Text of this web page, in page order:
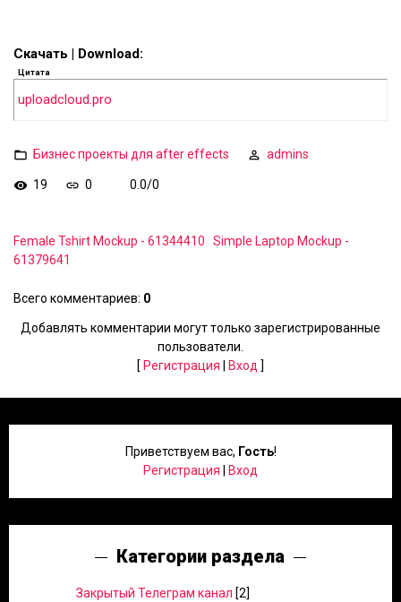
Скачать | Download:
Цитата
uploadcloud.pro
Бизнес проекты для after effects admins
19 0 0.0/0
Female Tshirt Mockup - 61344410
Simple Laptop Mockup -
61379641
Всего комментариев: 0
Добавлять комментарии могут только зарегистрированные
пользователи.
[ Регистрация Вход ]
Приветствуем вас, Гость!
Регистрация
Вход
Категории раздела
Закрытый Телеграм канал [2]